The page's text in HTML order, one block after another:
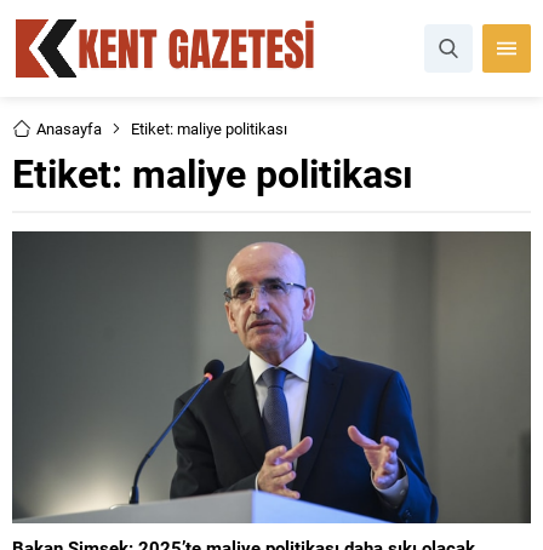
Anasayfa Etiket: maliye politikası
Etiket: maliye politikası